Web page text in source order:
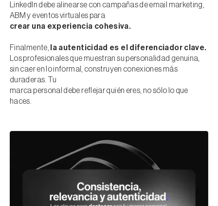
LinkedIn debe alinearse con campañas de email marketing,
ABM y eventos virtuales para
crear una experiencia cohesiva.
Finalmente,
la autenticidad es el diferenciador clave.
Los profesionales que muestran su personalidad genuina,
sin caer en lo informal, construyen conexiones más
duraderas. Tu
marca personal debe reflejar quién eres, no sólo lo que
haces.